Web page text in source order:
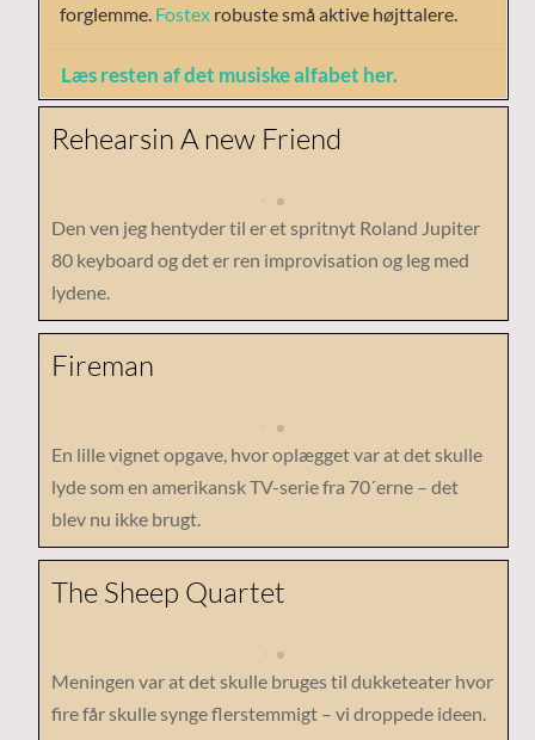
forglemme. Fostex robuste små aktive højttalere.
Læs resten af det musiske alfabet her.
Rehearsin A new Friend
Den ven jeg hentyder til er et spritnyt Roland Jupiter
80 keyboard og det er ren improvisation og leg med
lydene.
Fireman
En lille vignet opgave, hvor oplægget var at det skulle
lyde som en amerikansk TV-serie fra 70´erne – det
blev nu ikke brugt.
The Sheep Quartet
Meningen var at det skulle bruges til dukketeater hvor
fire får skulle synge flerstemmigt – vi droppede ideen.